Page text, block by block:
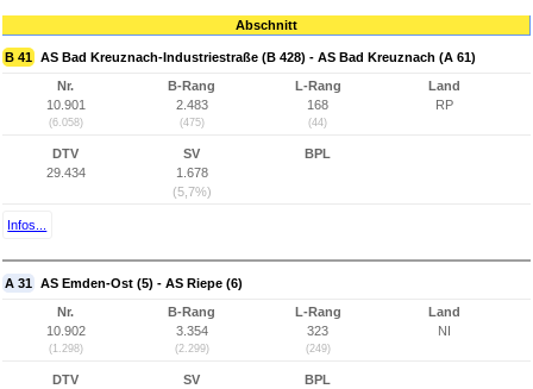
Abschnitt
B 41 AS Bad Kreuznach-Industriestraße (B 428) - AS Bad Kreuznach (A 61)
Nr.
10.901
(6.058)
B-Rang
2.483
(475)
L-Rang
168
(44)
Land
RP
DTV
29.434
SV
1.678
(5,7%)
BPL
Infos...
A 31 AS Emden-Ost (5) - AS Riepe (6)
Nr.
10.902
(1.298)
B-Rang
3.354
(2.299)
L-Rang
323
(249)
Land
NI
DTV
SV
BPL